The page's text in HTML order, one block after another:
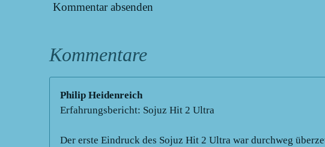
Kommentar absenden
Kommentare
Philip Heidenreich
Erfahrungsbericht: Sojuz Hit 2 Ultra
Der erste Eindruck des Sojuz Hit 2 Ultra war durchweg